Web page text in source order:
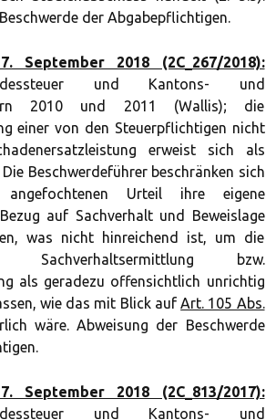
der Abgabepflichtigen.
September 2018 (2C_267/2018):
und Kantons- und
2010 und 2011 (Wallis); die
einer von den Steuerpflichtigen nicht
erweist sich als
Beschwerdeführer beschränken sich
Urteil ihre eigene
auf Sachverhalt und Beweislage
was nicht hinreichend ist, um die
Sachverhaltsermittlung bzw.
als geradezu offensichtlich unrichtig
wie das mit Blick aufArt. 105 Abs.
wäre. Abweisung der Beschwerde
September 2018 (2C_813/2017):
und Kantons- und